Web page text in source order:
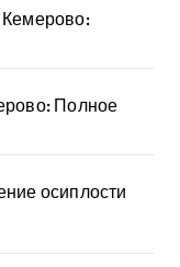
Кемерово:
Полное
осиплости